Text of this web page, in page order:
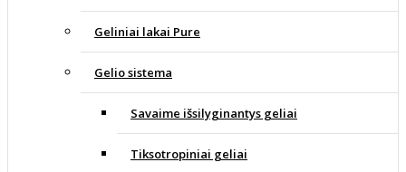
Geliniai lakai Pure
Gelio sistema
Savaime išsilyginantys geliai
Tiksotropiniai geliai